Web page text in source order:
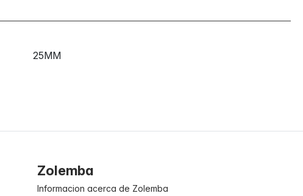
25MM
Zolemba
Informacion acerca de Zolemba